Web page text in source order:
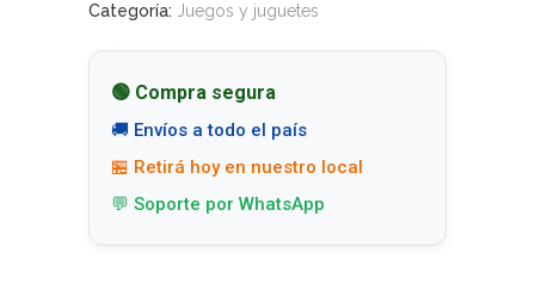
Categoría: Juegos y juguetes
🟢 Compra segura
🚚 Envíos a todo el país
🏪 Retirá hoy en nuestro local
💬 Soporte por WhatsApp